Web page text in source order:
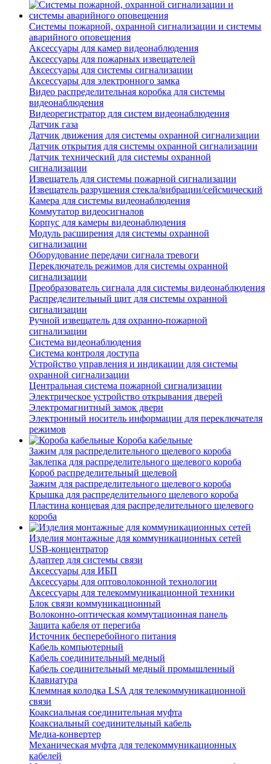
Системы пожарной, охранной сигнализации и системы
аварийного оповещения
Аксессуары для камер видеонаблюдения
Аксессуары для пожарных извещателей
Аксессуары для системы сигнализации
Аксессуары для электронного замка
Видео распределительная коробка для системы
видеонаблюдения
Видеорегистратор для систем видеонаблюдения
Датчик газа
Датчик движения для системы охранной сигнализации
Датчик открытия для системы охранной сигнализации
Датчик технический для системы охранной
сигнализации
Извещатель для системы пожарной сигнализации
Извещатель разрушения стекла/вибрации/сейсмический
Камера для системы видеонаблюдения
Коммутатор видеосигналов
Корпус для камеры видеонаблюдения
Модуль расширения для системы охранной
сигнализации
Оборудование передачи сигнала тревоги
Переключатель режимов для системы охранной
сигнализации
Преобразователь сигнала для системы видеонаблюдения
Распределительный щит для системы охранной
сигнализации
Ручной извещатель для охранно-пожарной
сигнализации
Система видеонаблюдения
Система контроля доступа
Устройство управления и индикации для системы
охранной сигнализации
Центральная система пожарной сигнализации
Электрическое устройство открывания дверей
Электромагнитный замок двери
Электронный носитель информации для переключателя
режимов
Короба кабельные
Зажим для распределительного щелевого короба
Заклепка для распределительного щелевого короба
Короб распределительный щелевой
Зажим для распределительного щелевого короба
Крышка для распределительного щелевого короба
Пластина концевая для распределительного щелевого
короба
Изделия монтажные для коммуникационных сетей
USB-концентратор
Адаптер для системы связи
Аксессуары для ИБП
Аксессуары для оптоволоконной технологии
Аксессуары для телекоммуникационной техники
Блок связи коммуникационный
Волоконно-оптическая коммутационная панель
Защита кабеля от перегиба
Источник бесперебойного питания
Кабель компьютерный
Кабель соединительный медный
Кабель соединительный медный промышленный
Клавиатура
Клеммная колодка LSA для телекоммуникационной
связи
Коаксиальная соединительная муфта
Коаксиальный соединительный кабель
Медиа-конвертер
Механическая муфта для телекоммуникационных
кабелей